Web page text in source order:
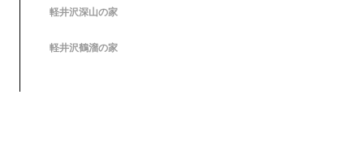
軽井沢深山の家
軽井沢鶴溜の家